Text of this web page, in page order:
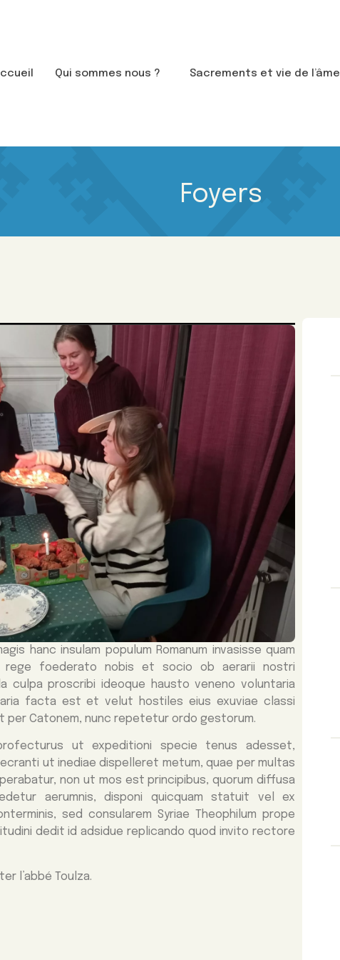
Qui sommes nous ? Sacrements et vie de l’âme
Foyers
hanc insulam populum Romanum invasisse quam
rege foederato nobis et socio ob aerarii nostri
culpa proscribi ideoque hausto veneno voluntaria
facta est et velut hostiles eius exuviae classi
per Catonem, nunc repetetur ordo gestorum.
ut expeditioni specie tenus adesset,
ut inediae dispelleret metum, quae per multas
non ut mos est principibus, quorum diffusa
aerumnis, disponi quicquam statuit vel ex
sed consularem Syriae Theophilum prope
dedit id adsidue replicando quod invito rectore
l’abbé Toulza.